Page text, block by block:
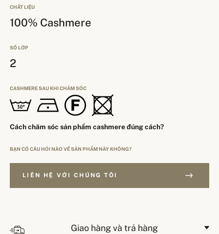
CHẤT LIỆU
100% Cashmere
SỐ LỚP
2
CASHMERE SAU KHI CHĂM SÓC
Cách chăm sóc sản phẩm cashmere đúng cách?
BẠN CÓ CÂU HỎI NÀO VỀ SẢN PHẨM NÀY KHÔNG?
LIÊN HỆ VỚI CHÚNG TÔI
Giao hàng và trả hàng